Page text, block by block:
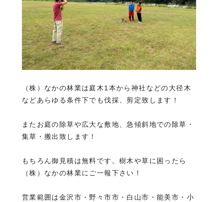
（株）なかの林業は庭木1本から神社などの大径木
などあらゆる条件下でも伐採、剪定致します！
またお庭の除草や広大な敷地、急傾斜地での除草・
集草・搬出致します！
もちろん御見積は無料です。樹木や草に困ったら
（株）なかの林業にご一報下さい！
営業範囲は金沢市・野々市市・白山市・能美市・小